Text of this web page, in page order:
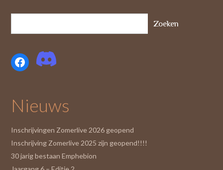
Zoeken
Facebook
Nieuws
Inschrijvingen Zomerlive 2026 geopend
Inschrijving Zomerlive 2025 zijn geopend!!!!
30 jarig bestaan Emphebion